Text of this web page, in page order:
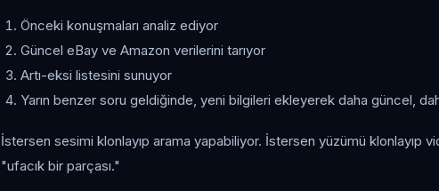
Önceki konuşmaları analiz ediyor
Güncel eBay ve Amazon verilerini tarıyor
Artı-eksi listesini sunuyor
Yarın benzer soru geldiğinde, yeni bilgileri ekleyerek daha güncel,
İstersen sesimi klonlayıp arama yapabiliyor. İstersen yüzümü klonlayıp
"ufacık bir parçası."